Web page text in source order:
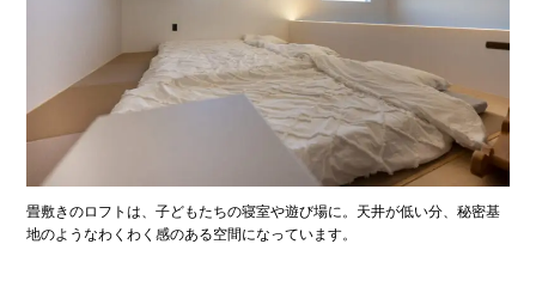
畳敷きのロフトは、子どもたちの寝室や遊び場に。天井が低い分、秘密基
地のようなわくわく感のある空間になっています。